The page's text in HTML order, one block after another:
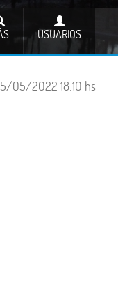
USUARIOS
05/2022 18:10 hs